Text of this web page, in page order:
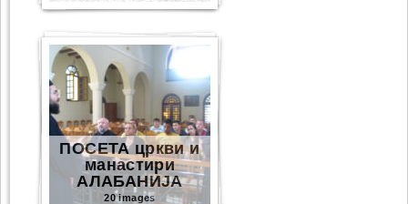
ПОСЕТА цркви и
манастири
АЛАБАНИЈА
20 images